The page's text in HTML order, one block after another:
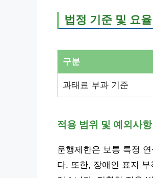
법정 기준 및 요율
구분
과태료 부과 기준
적용 범위 및 예외사항
운행제한은 보통 특정
다. 또한, 장애인 표지